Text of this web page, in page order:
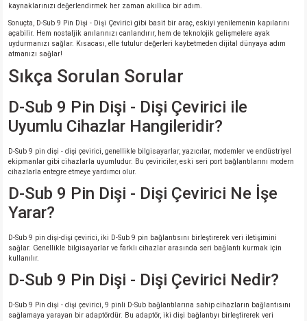
kaynaklarınızı değerlendirmek her zaman akıllıca bir adım.
Sonuçta, D-Sub 9 Pin Dişi - Dişi Çevirici gibi basit bir araç, eskiyi yenilemenin kapılarını
açabilir. Hem nostaljik anılarınızı canlandırır, hem de teknolojik gelişmelere ayak
uydurmanızı sağlar. Kısacası, elle tutulur değerleri kaybetmeden dijital dünyaya adım
atmanızı sağlar!
Sıkça Sorulan Sorular
D-Sub 9 Pin Dişi - Dişi Çevirici ile
Uyumlu Cihazlar Hangileridir?
D-Sub 9 pin dişi - dişi çevirici, genellikle bilgisayarlar, yazıcılar, modemler ve endüstriyel
ekipmanlar gibi cihazlarla uyumludur. Bu çeviriciler, eski seri port bağlantılarını modern
cihazlarla entegre etmeye yardımcı olur.
D-Sub 9 Pin Dişi - Dişi Çevirici Ne İşe
Yarar?
D-Sub 9 pin dişi-dişi çevirici, iki D-Sub 9 pin bağlantısını birleştirerek veri iletişimini
sağlar. Genellikle bilgisayarlar ve farklı cihazlar arasında seri bağlantı kurmak için
kullanılır.
D-Sub 9 Pin Dişi - Dişi Çevirici Nedir?
D-Sub 9 Pin dişi - dişi çevirici, 9 pinli D-Sub bağlantılarına sahip cihazların bağlantısını
sağlamaya yarayan bir adaptördür. Bu adaptör, iki dişi bağlantıyı birleştirerek veri